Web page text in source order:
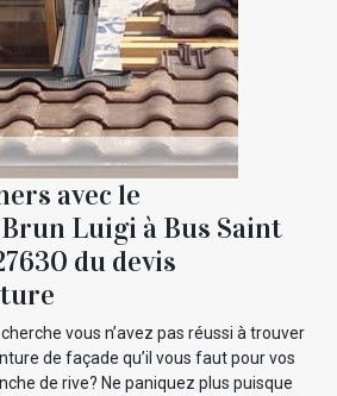
avec le
Luigi à Bus Saint
du devis
vous n’avez pas réussi à trouver
de façade qu’il vous faut pour vos
de rive? Ne paniquez plus puisque